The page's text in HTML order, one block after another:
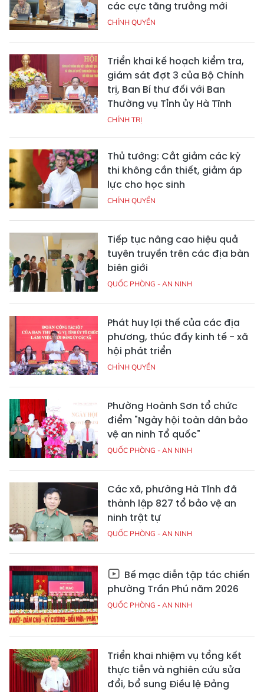
các cực tăng trưởng mới
CHÍNH QUYỀN
Triển khai kế hoạch kiểm tra,
giám sát đợt 3 của Bộ Chính
trị, Ban Bí thư đối với Ban
Thường vụ Tỉnh ủy Hà Tĩnh
CHÍNH TRỊ
Thủ tướng: Cắt giảm các kỳ
thi không cần thiết, giảm áp
lực cho học sinh
CHÍNH QUYỀN
Tiếp tục nâng cao hiệu quả
tuyên truyền trên các địa bàn
biên giới
QUỐC PHÒNG - AN NINH
Phát huy lợi thế của các địa
phương, thúc đẩy kinh tế - xã
hội phát triển
CHÍNH QUYỀN
Phường Hoành Sơn tổ chức
điểm "Ngày hội toàn dân bảo
vệ an ninh Tổ quốc"
QUỐC PHÒNG - AN NINH
Các xã, phường Hà Tĩnh đã
thành lập 827 tổ bảo vệ an
ninh trật tự
QUỐC PHÒNG - AN NINH
Bế mạc diễn tập tác chiến
phường Trần Phú năm 2026
QUỐC PHÒNG - AN NINH
Triển khai nhiệm vụ tổng kết
thực tiễn và nghiên cứu sửa
đổi, bổ sung Điều lệ Đảng